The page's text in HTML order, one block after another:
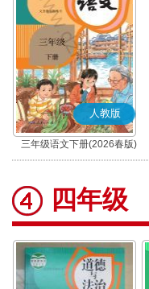
人教版
三年级语文下册(2026春版)
(部编版)
四年级